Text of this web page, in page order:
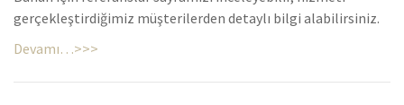
gerçekleştirdiğimiz müşterilerden detaylı bilgi alabilirsiniz.
Devamı…>>>